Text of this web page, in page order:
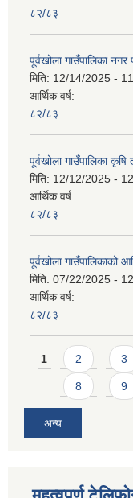
८२/८३
पूर्वखोला गाउँपालिका
मिति: 12/14/2025 -
आर्थिक वर्ष:
८२/८३
पूर्वखोला गाउँपालिका कृषि
मिति: 12/12/2025 -
आर्थिक वर्ष:
८२/८३
पूर्वखोला गाउँपालिकाको
मिति: 07/22/2025 -
आर्थिक वर्ष:
८२/८३
Pages
1 2 3
8 9
अन्य